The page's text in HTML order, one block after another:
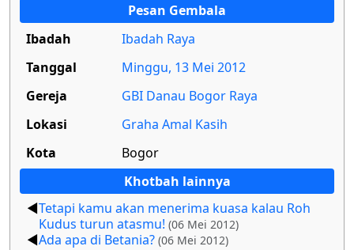
Pesan Gembala
Ibadah
Ibadah Raya
Tanggal
Minggu, 13 Mei 2012
Gereja
GBI Danau Bogor Raya
Lokasi
Graha Amal Kasih
Kota
Bogor
Khotbah lainnya
Tetapi kamu akan menerima kuasa kalau Roh
Kudus turun atasmu! (06 Mei 2012)
Ada apa di Betania? (06 Mei 2012)